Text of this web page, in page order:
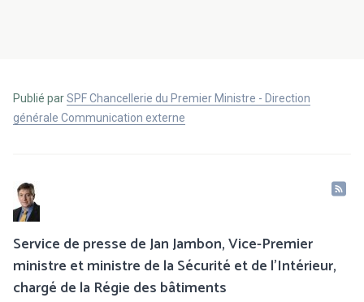
Publié parSPF Chancellerie du Premier Ministre - Direction
générale Communication externe
Service de presse de Jan Jambon, Vice-Premier
ministre et ministre de la Sécurité et de l'Intérieur,
chargé de la Régie des bâtiments